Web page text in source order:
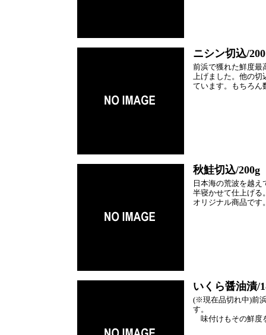
ニシン切込/
前浜で獲れた鮮度最
上げました。他の切
ています。もちろん
秋鮭切込/200g
日本海の荒波を越
半寝かせて仕上げる
オリジナル商品です
いくら醤油漬/
(※現在品切れ中)前
す。
味付けもその鮮度